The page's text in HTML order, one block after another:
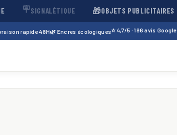
🪧SIGNALÉTIQUE 🎁OBJETS PUBLICITAIRES
rapide 48H🌿 Encres écologiques⭐ 4,7/5 · 196 avis Google